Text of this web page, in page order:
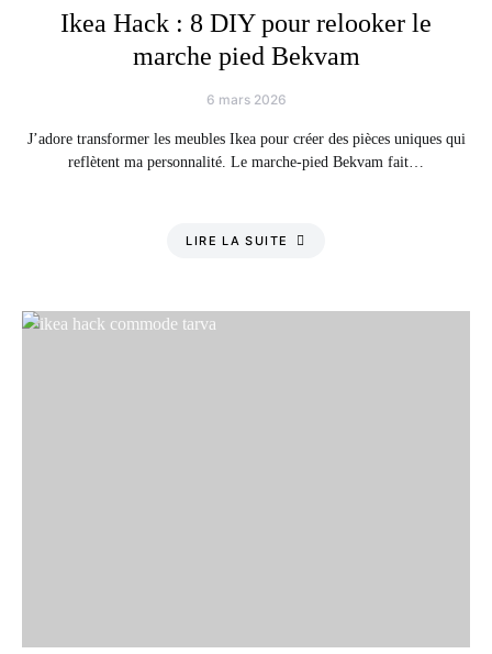
Ikea Hack : 8 DIY pour relooker le
marche pied Bekvam
6 mars 2026
J’adore transformer les meubles Ikea pour créer des pièces uniques qui
reflètent ma personnalité. Le marche-pied Bekvam fait…
LIRE LA SUITE